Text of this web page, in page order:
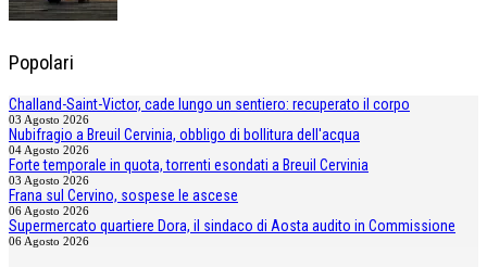
Popolari
Challand-Saint-Victor, cade lungo un sentiero: recuperato il corpo
03 Agosto 2026
Nubifragio a Breuil Cervinia, obbligo di bollitura dell'acqua
04 Agosto 2026
Forte temporale in quota, torrenti esondati a Breuil Cervinia
03 Agosto 2026
Frana sul Cervino, sospese le ascese
06 Agosto 2026
Supermercato quartiere Dora, il sindaco di Aosta audito in Commissione
06 Agosto 2026